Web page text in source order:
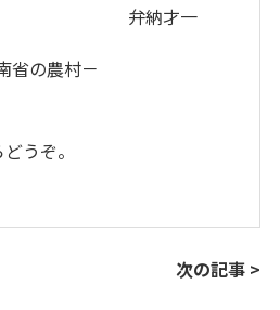
納才一
省の農村－
うぞ。
次の記事 >